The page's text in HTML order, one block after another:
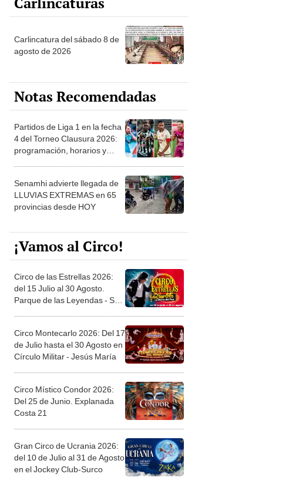
Carlincatura del sábado 8 de
agosto de 2026
Notas Recomendadas
Partidos de Liga 1 en la fecha
4 del Torneo Clausura 2026:
programación, horarios y
Senamhi advierte llegada de
LLUVIAS EXTREMAS en 65
provincias desde HOY
¡Vamos al Circo!
Circo de las Estrellas 2026:
del 15 Julio al 30 Agosto.
Parque de las Leyendas - San
Circo Montecarlo 2026: Del 17
de Julio hasta el 30 Agosto en
Círculo Militar - Jesús María
Circo Místico Condor 2026:
Del 25 de Junio. Explanada
Costa 21
Gran Circo de Ucrania 2026:
del 10 de Julio al 31 de Agosto
en el Jockey Club-Surco